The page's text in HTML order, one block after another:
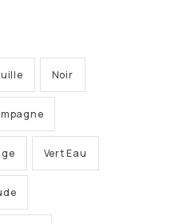
Noir
Vert Eau